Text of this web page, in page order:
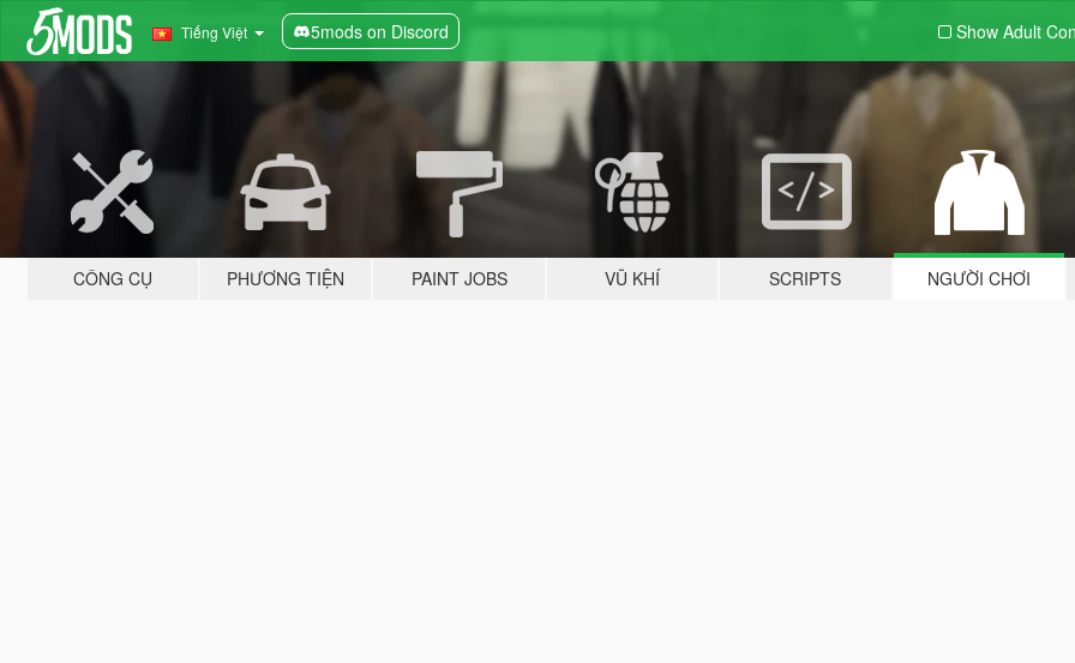
Tiếng Việt 5mods on Discord Show Adult
CÔNG CỤ PHƯƠNG TIỆN PAINT JOBS VŨ KHÍ SCRIPTS NGƯỜI CHƠI